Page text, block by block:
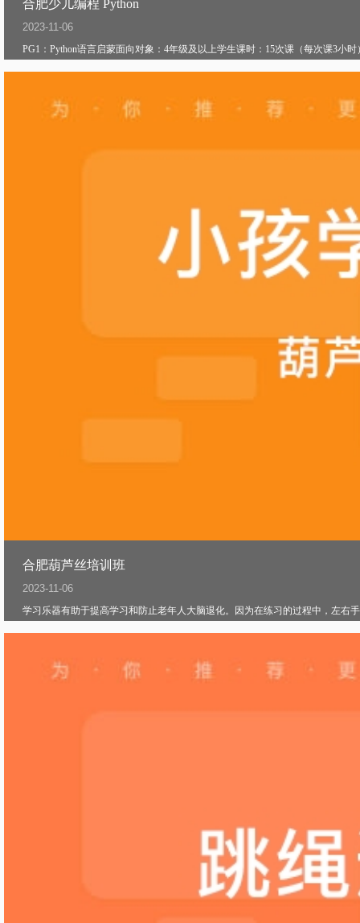
合肥少儿编程 Python
2023-11-06
PG1：Python语言启蒙面向对象：4年级及以上学生课时：15次课（每次课3小
合肥葫芦丝培训班
2023-11-06
学习乐器有助于提高学习和防止老年人大脑退化。因为在练习的过程中，左右